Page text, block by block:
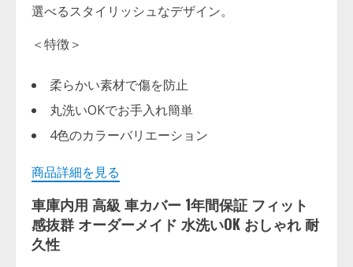
選べるスタイリッシュなデザイン。
＜特徴＞
柔らかい素材で傷を防止
丸洗いOKでお手入れ簡単
4色のカラーバリエーション
商品詳細を見る
車庫内用 高級 車カバー 1年間保証 フィット
感抜群 オーダーメイド 水洗いOK おしゃれ 耐
久性